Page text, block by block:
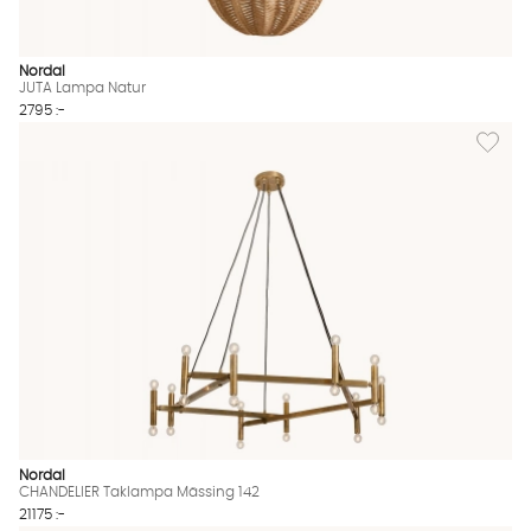
Nordal
JUTA Lampa Natur
2795 :-
Lägg
Nordal
CHANDELIER Taklampa Mässing 142
21175 :-